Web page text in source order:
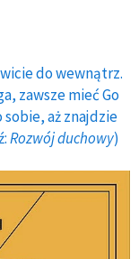
do wewnątrz.
zawsze mieć Go
aż znajdzie
Rozwój duchowy)